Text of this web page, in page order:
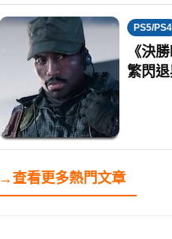
PS5/PS4
《決
繁閃
→查看更多熱門文章